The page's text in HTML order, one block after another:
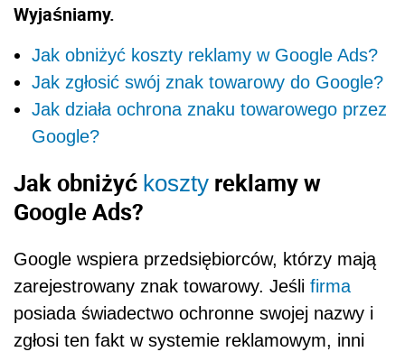
Wyjaśniamy.
Jak obniżyć koszty reklamy w Google Ads?
Jak zgłosić swój znak towarowy do Google?
Jak działa ochrona znaku towarowego przez
Google?
Jak obniżyć koszty reklamy w
Google Ads?
Google wspiera przedsiębiorców, którzy mają
zarejestrowany znak towarowy. Jeśli firma
posiada świadectwo ochronne swojej nazwy i
zgłosi ten fakt w systemie reklamowym, inni